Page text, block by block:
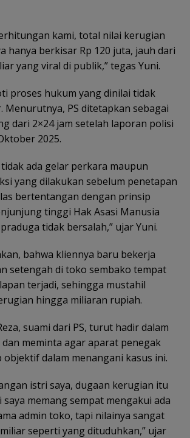
kami, total nilai kerugian
hanya berkisar Rp 120 juta, jauh dari
yang viral di publik,” tegas Yuni.
proses hukum yang dinilai tidak
Menurutnya, PS ditetapkan sebagai
dari 2×24 jam setelah laporan polisi
2025.
tidak ada gelar perkara maupun
yang dilakukan sebelum penetapan
bertentangan dengan prinsip
tinggi Hak Asasi Manusia
tidak bersalah,” ujar Yuni.
bahwa kliennya baru bekerja
setengah di toko sembako tempat
terjadi, sehingga mustahil
hingga miliaran rupiah.
suami dari PS, turut hadir dalam
meminta agar aparat penegak
dalam menangani kasus ini.
istri saya, dugaan kerugian itu
memang sempat mengakui ada
admin toko, tapi nilainya sangat
seperti yang dituduhkan,” ujar